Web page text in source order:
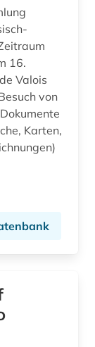
16.
Valois
von
Karten,